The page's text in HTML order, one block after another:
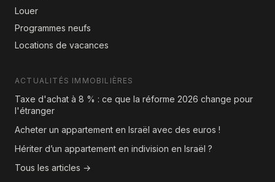
Louer
Programmes neufs
Locations de vacances
ACTUALITÉS IMMOBILIÈRES
Taxe d'achat à 8 % : ce que la réforme 2026 change pour
l'étranger
Acheter un appartement en Israël avec des euros !
Hériter d’un appartement en indivision en Israël ?
Tous les articles →